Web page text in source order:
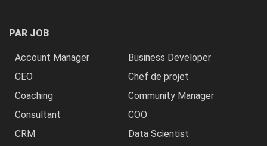
PAR JOB
Account Manager
Business Developer
CEO
Chef de projet
Coaching
Community Manager
Consultant
COO
CRM
Data Scientist